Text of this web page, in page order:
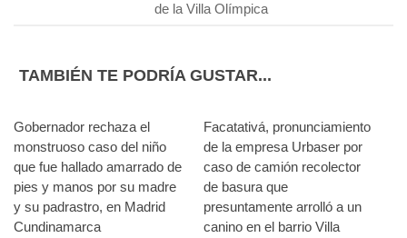
de la Villa Olímpica
TAMBIÉN TE PODRÍA GUSTAR...
Gobernador rechaza el
monstruoso caso del niño
que fue hallado amarrado de
pies y manos por su madre
y su padrastro, en Madrid
Cundinamarca
Facatativá, pronunciamiento
de la empresa Urbaser por
caso de camión recolector
de basura que
presuntamente arrolló a un
canino en el barrio Villa